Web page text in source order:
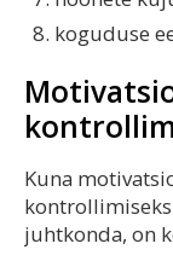
koguduse
Kuna
juhtkonda, on